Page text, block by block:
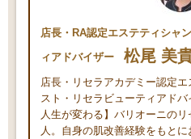
店長・RA認定エステティシャ
ィアドバイザー
松尾 美
店長・リセラアカデミー認定
スト・リセラビューティアド
人生が変わる】バリオーニの
人。自身の肌改善経験をもと